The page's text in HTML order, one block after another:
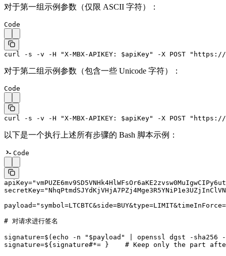
对于第一组示例参数（仅限 ASCII 字符）：
Code
curl -s -v -H "X-MBX-APIKEY: $apiKey" -X POST "https://
对于第二组示例参数（包含一些 Unicode 字符）：
Code
curl -s -v -H "X-MBX-APIKEY: $apiKey" -X POST "https://
以下是一个执行上述所有步骤的 Bash 脚本示例：
Code
apiKey=
secretKey=
payload=
# 对请求进行签名
signature=$( echo -n " $payload " openssl dgst -sha256 -
signature=${signature#*= } # Keep only the part